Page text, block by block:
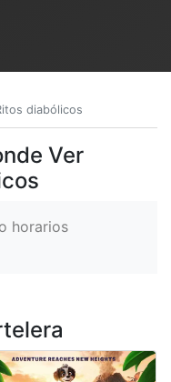
diabólicos
Ver
horarios